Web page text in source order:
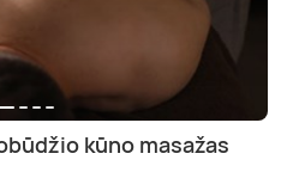
kūno masažas